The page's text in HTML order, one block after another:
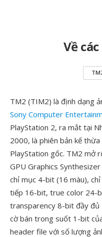
Về
TM2 (TIM2) là định dạng
Sony Computer
PlayStation 2, ra mắt tại
2000, là phiên bản kế
PlayStation gốc. TM2 mở
GPU Graphics
chỉ mục 4-bit (16 màu),
tiếp 16-bit, true color 24-
transparency 8-bit đầy
cờ bán trong suốt 1-bit
header file với số lượng